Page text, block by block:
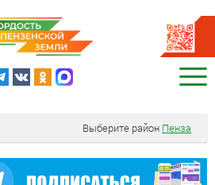
Выберите район Пенза